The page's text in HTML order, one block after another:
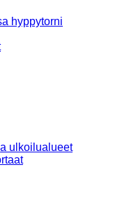
hyppytorni
ulkoilualueet